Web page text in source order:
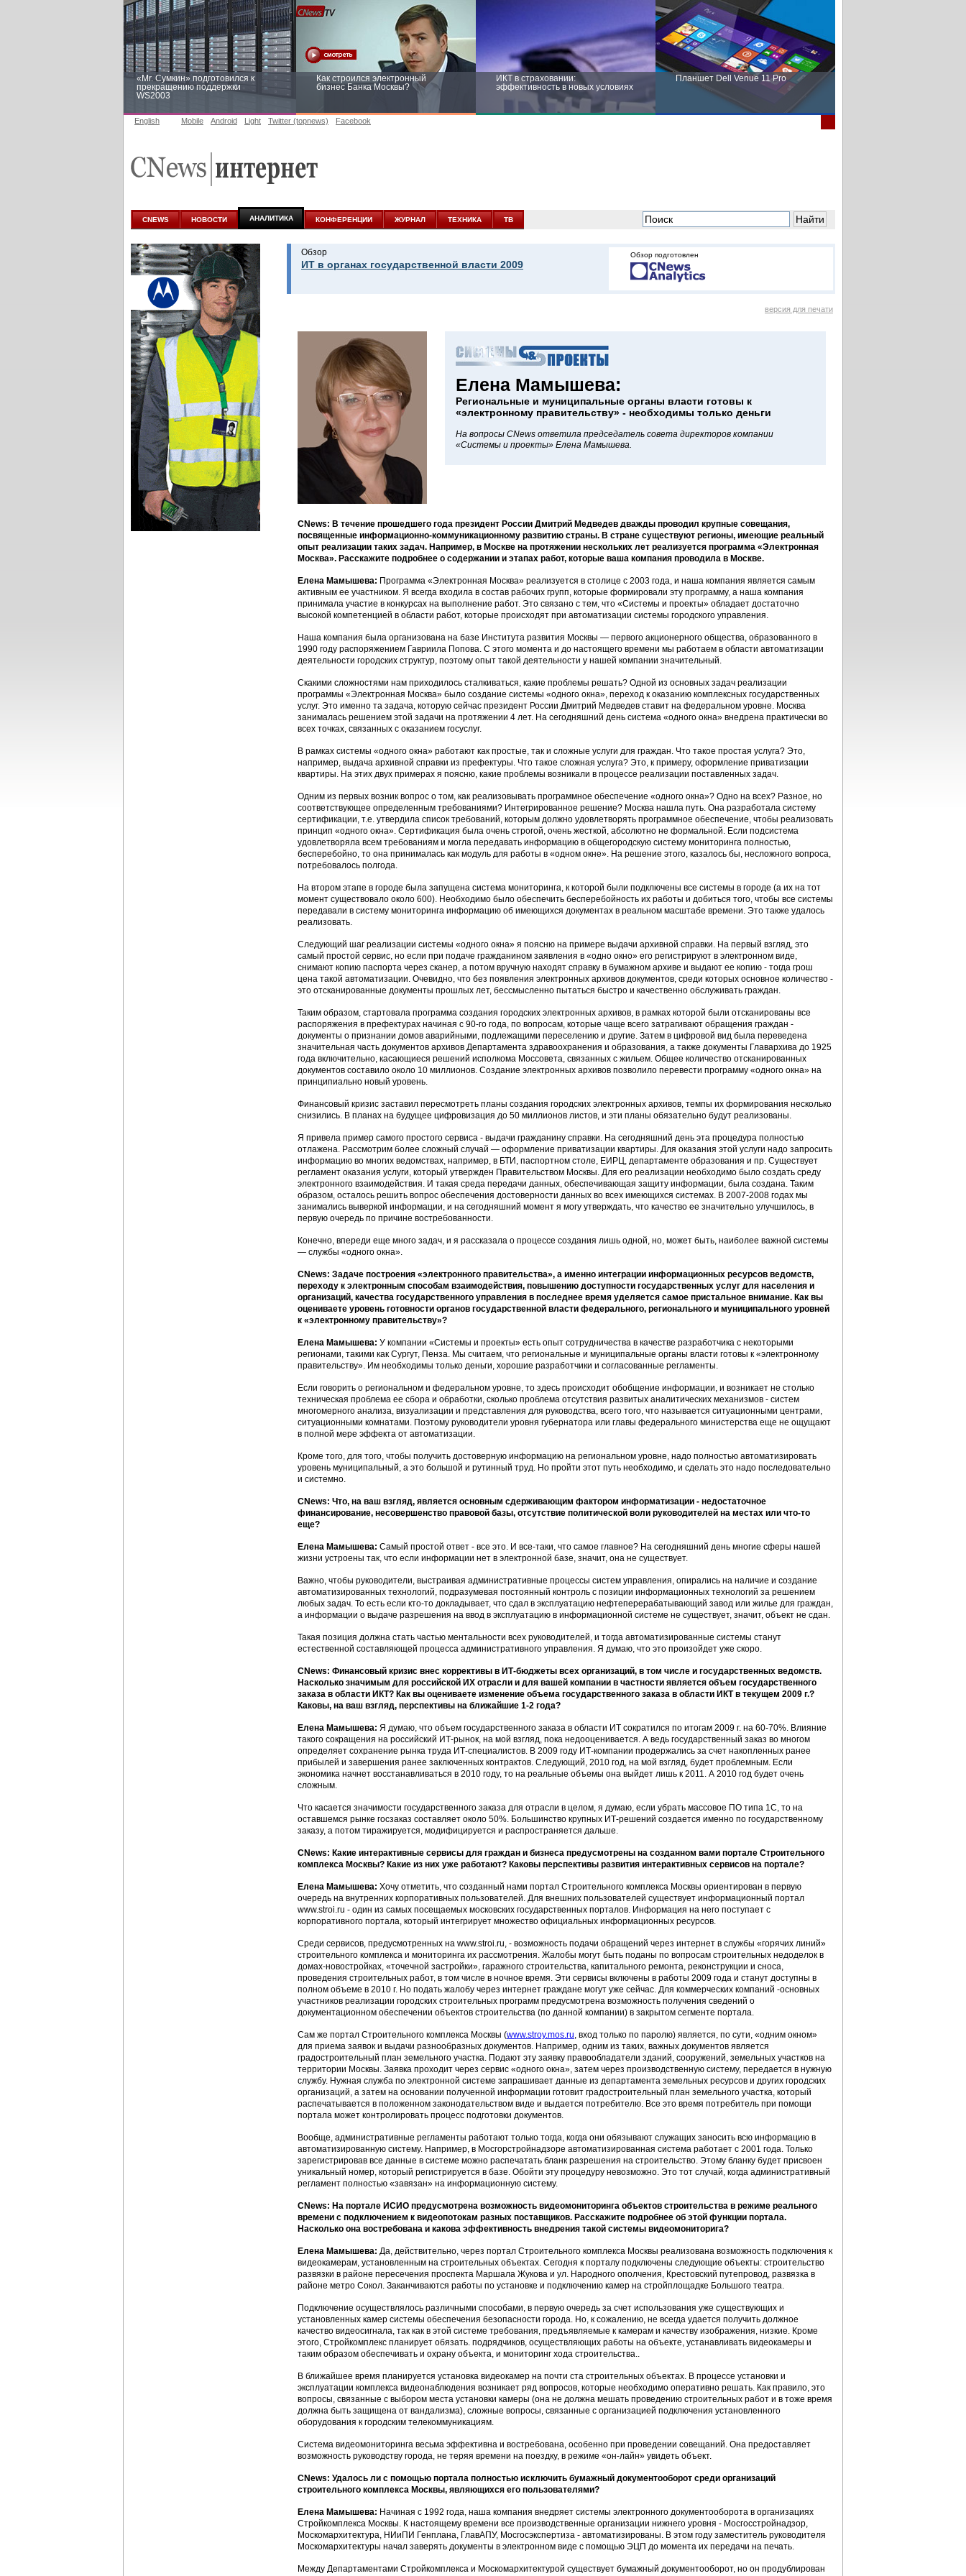
«Mr. Сумкин» подготовился к
прекращению поддержки
WS2003
Как строился электронный
бизнес Банка Москвы?
ИКТ в страховании:
эффективность в новых условиях
Планшет Dell Venue 11 Pro
аналитике
новых условиях
English Mobile Android Light Twitter (topnews) Facebook
CNEWS НОВОСТИ АНАЛИТИКА КОНФЕРЕНЦИИ ЖУРНАЛ ТЕХНИКА ТВ
Обзор
ИТ в органах государственной власти 2009
Обзор подготовлен
версия для печати
Елена Мамышева:
Региональные и муниципальные органы власти готовы к
«электронному правительству» - необходимы только деньги
На вопросы CNews ответила председатель совета директоров компании
«Системы и проекты» Елена Мамышева.
CNews: В течение прошедшего года президент России Дмитрий Медведев дважды проводил крупные совещания,
посвященные информационно-коммуникационному развитию страны. В стране существуют регионы, имеющие реальный
опыт реализации таких задач. Например, в Москве на протяжении нескольких лет реализуется программа «Электронная
Москва». Расскажите подробнее о содержании и этапах работ, которые ваша компания проводила в Москве.
Елена Мамышева: Программа «Электронная Москва» реализуется в столице с 2003 года, и наша компания является самым
активным ее участником. Я всегда входила в состав рабочих групп, которые формировали эту программу, а наша компания
принимала участие в конкурсах на выполнение работ. Это связано с тем, что «Системы и проекты» обладает достаточно
высокой компетенцией в области работ, которые происходят при автоматизации системы городского управления.
Наша компания была организована на базе Института развития Москвы — первого акционерного общества, образованного в
1990 году распоряжением Гавриила Попова. С этого момента и до настоящего времени мы работаем в области автоматизации
деятельности городских структур, поэтому опыт такой деятельности у нашей компании значительный.
Скакими сложностями нам приходилось сталкиваться, какие проблемы решать? Одной из основных задач реализации
программы «Электронная Москва» было создание системы «одного окна», переход к оказанию комплексных государственных
услуг. Это именно та задача, которую сейчас президент России Дмитрий Медведев ставит на федеральном уровне. Москва
занималась решением этой задачи на протяжении 4 лет. На сегодняшний день система «одного окна» внедрена практически во
всех точках, связанных с оказанием госуслуг.
В рамках системы «одного окна» работают как простые, так и сложные услуги для граждан. Что такое простая услуга? Это,
например, выдача архивной справки из префектуры. Что такое сложная услуга? Это, к примеру, оформление приватизации
квартиры. На этих двух примерах я поясню, какие проблемы возникали в процессе реализации поставленных задач.
Одним из первых возник вопрос о том, как реализовывать программное обеспечение «одного окна»? Одно на всех? Разное, но
соответствующее определенным требованиями? Интегрированное решение? Москва нашла путь. Она разработала систему
сертификации, т.е. утвердила список требований, которым должно удовлетворять программное обеспечение, чтобы реализовать
принцип «одного окна». Сертификация была очень строгой, очень жесткой, абсолютно не формальной. Если подсистема
удовлетворяла всем требованиям и могла передавать информацию в общегородскую систему мониторинга полностью,
бесперебойно, то она принималась как модуль для работы в «одном окне». На решение этого, казалось бы, несложного вопроса,
потребовалось полгода.
На втором этапе в городе была запущена система мониторинга, к которой были подключены все системы в городе (а их на тот
момент существовало около 600). Необходимо было обеспечить бесперебойность их работы и добиться того, чтобы все системы
передавали в систему мониторинга информацию об имеющихся документах в реальном масштабе времени. Это также удалось
реализовать.
Следующий шаг реализации системы «одного окна» я поясню на примере выдачи архивной справки. На первый взгляд, это
самый простой сервис, но если при подаче гражданином заявления в «одно окно» его регистрируют в электронном виде,
снимают копию паспорта через сканер, а потом вручную находят справку в бумажном архиве и выдают ее копию - тогда грош
цена такой автоматизации. Очевидно, что без появления электронных архивов документов, среди которых основное количество -
это отсканированные документы прошлых лет, бессмысленно пытаться быстро и качественно обслуживать граждан.
Таким образом, стартовала программа создания городских электронных архивов, в рамках которой были отсканированы все
распоряжения в префектурах начиная с 90-го года, по вопросам, которые чаще всего затрагивают обращения граждан -
документы о признании домов аварийными, подлежащими переселению и другие. Затем в цифровой вид была переведена
значительная часть документов архивов Департамента здравоохранения и образования, а также документы Главархива до 1925
года включительно, касающиеся решений исполкома Моссовета, связанных с жильем. Общее количество отсканированных
документов составило около 10 миллионов. Создание электронных архивов позволило перевести программу «одного окна» на
принципиально новый уровень.
Финансовый кризис заставил пересмотреть планы создания городских электронных архивов, темпы их формирования несколько
снизились. В планах на будущее цифровизация до 50 миллионов листов, и эти планы обязательно будут реализованы.
Я привела пример самого простого сервиса - выдачи гражданину справки. На сегодняшний день эта процедура полностью
отлажена. Рассмотрим более сложный случай — оформление приватизации квартиры. Для оказания этой услуги надо запросить
информацию во многих ведомствах, например, в БТИ, паспортном столе, ЕИРЦ, департаменте образования и пр. Существует
регламент оказания услуги, который утвержден Правительством Москвы. Для его реализации необходимо было создать среду
электронного взаимодействия. И такая среда передачи данных, обеспечивающая защиту информации, была создана. Таким
образом, осталось решить вопрос обеспечения достоверности данных во всех имеющихся системах. В 2007-2008 годах мы
занимались выверкой информации, и на сегодняшний момент я могу утверждать, что качество ее значительно улучшилось, в
первую очередь по причине востребованности.
Конечно, впереди еще много задач, и я рассказала о процессе создания лишь одной, но, может быть, наиболее важной системы
— службы «одного окна».
CNews: Задаче построения «электронного правительства», а именно интеграции информационных ресурсов ведомств,
переходу к электронным способам взаимодействия, повышению доступности государственных услуг для населения и
организаций, качества государственного управления в последнее время уделяется самое пристальное внимание. Как вы
оцениваете уровень готовности органов государственной власти федерального, регионального и муниципального уровней
к «электронному правительству»?
Елена Мамышева: У компании «Системы и проекты» есть опыт сотрудничества в качестве разработчика с некоторыми
регионами, такими как Сургут, Пенза. Мы считаем, что региональные и муниципальные органы власти готовы к «электронному
правительству». Им необходимы только деньги, хорошие разработчики и согласованные регламенты.
Если говорить о региональном и федеральном уровне, то здесь происходит обобщение информации, и возникает не столько
техническая проблема ее сбора и обработки, сколько проблема отсутствия развитых аналитических механизмов - систем
многомерного анализа, визуализации и представления для руководства, всего того, что называется ситуационными центрами,
ситуационными комнатами. Поэтому руководители уровня губернатора или главы федерального министерства еще не ощущают
в полной мере эффекта от автоматизации.
Кроме того, для того, чтобы получить достоверную информацию на региональном уровне, надо полностью автоматизировать
уровень муниципальный, а это большой и рутинный труд. Но пройти этот путь необходимо, и сделать это надо последовательно
и системно.
CNews: Что, на ваш взгляд, является основным сдерживающим фактором информатизации - недостаточное
финансирование, несовершенство правовой базы, отсутствие политической воли руководителей на местах или что-то
еще?
Елена Мамышева: Самый простой ответ - все это. И все-таки, что самое главное? На сегодняшний день многие сферы нашей
жизни устроены так, что если информации нет в электронной базе, значит, она не существует.
Важно, чтобы руководители, выстраивая административные процессы систем управления, опирались на наличие и создание
автоматизированных технологий, подразумевая постоянный контроль с позиции информационных технологий за решением
любых задач. То есть если кто-то докладывает, что сдал в эксплуатацию нефтеперерабатывающий завод или жилье для граждан,
а информации о выдаче разрешения на ввод в эксплуатацию в информационной системе не существует, значит, объект не сдан.
Такая позиция должна стать частью ментальности всех руководителей, и тогда автоматизированные системы станут
естественной составляющей процесса административного управления. Я думаю, что это произойдет уже скоро.
CNews: Финансовый кризис внес коррективы в ИТ-бюджеты всех организаций, в том числе и государственных ведомств.
Насколько значимым для российской ИХ отрасли и для вашей компании в частности является объем государственного
заказа в области ИКТ? Как вы оцениваете изменение объема государственного заказа в области ИКТ в текущем 2009 г.?
Каковы, на ваш взгляд, перспективы на ближайшие 1-2 года?
Елена Мамышева: Я думаю, что объем государственного заказа в области ИТ сократился по итогам 2009 г. на 60-70%. Влияние
такого сокращения на российский ИТ-рынок, на мой взгляд, пока недооценивается. А ведь государственный заказ во многом
определяет сохранение рынка труда ИТ-специалистов. В 2009 году ИТ-компании продержались за счет накопленных ранее
прибылей и завершения ранее заключенных контрактов. Следующий, 2010 год, на мой взгляд, будет проблемным. Если
экономика начнет восстанавливаться в 2010 году, то на реальные объемы она выйдет лишь к 2011. А 2010 год будет очень
сложным.
Что касается значимости государственного заказа для отрасли в целом, я думаю, если убрать массовое ПО типа 1C, то на
оставшемся рынке госзаказ составляет около 50%. Большинство крупных ИТ-решений создается именно по государственному
заказу, а потом тиражируется, модифицируется и распространяется дальше.
CNews: Какие интерактивные сервисы для граждан и бизнеса предусмотрены на созданном вами портале Строительного
комплекса Москвы? Какие из них уже работают? Каковы перспективы развития интерактивных сервисов на портале?
Елена Мамышева: Хочу отметить, что созданный нами портал Строительного комплекса Москвы ориентирован в первую
очередь на внутренних корпоративных пользователей. Для внешних пользователей существует информационный портал
www.stroi.ru - один из самых посещаемых московских государственных порталов. Информация на него поступает с
корпоративного портала, который интегрирует множество официальных информационных ресурсов.
Среди сервисов, предусмотренных на www.stroi.ru, - возможность подачи обращений через интернет в службы «горячих линий»
строительного комплекса и мониторинга их рассмотрения. Жалобы могут быть поданы по вопросам строительных недоделок в
домах-новостройках, «точечной застройки», гаражного строительства, капитального ремонта, реконструкции и сноса,
проведения строительных работ, в том числе в ночное время. Эти сервисы включены в работы 2009 года и станут доступны в
полном объеме в 2010 г. Но подать жалобу через интернет граждане могут уже сейчас. Для коммерческих компаний -основных
участников реализации городских строительных программ предусмотрена возможность получения сведений о
документационном обеспечении объектов строительства (по данной компании) в закрытом сегменте портала.
Сам же портал Строительного комплекса Москвы (www.stroy.mos.ru, вход только по паролю) является, по сути, «одним окном»
для приема заявок и выдачи разнообразных документов. Например, одним из таких, важных документов является
градостроительный план земельного участка. Подают эту заявку правообладатели зданий, сооружений, земельных участков на
территории Москвы. Заявка проходит через сервис «одного окна», затем через производственную систему, передается в нужную
службу. Нужная служба по электронной системе запрашивает данные из департамента земельных ресурсов и других городских
организаций, а затем на основании полученной информации готовит градостроительный план земельного участка, который
распечатывается в положенном законодательством виде и выдается потребителю. Все это время потребитель при помощи
портала может контролировать процесс подготовки документов.
Вообще, административные регламенты работают только тогда, когда они обязывают служащих заносить всю информацию в
автоматизированную систему. Например, в Мосгорстройнадзоре автоматизированная система работает с 2001 года. Только
зарегистрировав все данные в системе можно распечатать бланк разрешения на строительство. Этому бланку будет присвоен
уникальный номер, который регистрируется в базе. Обойти эту процедуру невозможно. Это тот случай, когда административный
регламент полностью «завязан» на информационную систему.
CNews: На портале ИСИО предусмотрена возможность видеомониторинга объектов строительства в режиме реального
времени с подключением к видеопотокам разных поставщиков. Расскажите подробнее об этой функции портала.
Насколько она востребована и какова эффективность внедрения такой системы видеомониторига?
Елена Мамышева: Да, действительно, через портал Строительного комплекса Москвы реализована возможность подключения к
видеокамерам, установленным на строительных объектах. Сегодня к порталу подключены следующие объекты: строительство
развязки в районе пересечения проспекта Маршала Жукова и ул. Народного ополчения, Крестовский путепровод, развязка в
районе метро Сокол. Заканчиваются работы по установке и подключению камер на стройплощадке Большого театра.
Подключение осуществлялось различными способами, в первую очередь за счет использования уже существующих и
установленных камер системы обеспечения безопасности города. Но, к сожалению, не всегда удается получить должное
качество видеосигнала, так как в этой системе требования, предъявляемые к камерам и качеству изображения, низкие. Кроме
этого, Стройкомплекс планирует обязать. подрядчиков, осуществляющих работы на объекте, устанавливать видеокамеры и
таким образом обеспечивать и охрану объекта, и мониторинг хода строительства..
В ближайшее время планируется установка видеокамер на почти ста строительных объектах. В процессе установки и
эксплуатации комплекса видеонаблюдения возникает ряд вопросов, которые необходимо оперативно решать. Как правило, это
вопросы, связанные с выбором места установки камеры (она не должна мешать проведению строительных работ и в тоже время
должна быть защищена от вандализма), сложные вопросы, связанные с организацией подключения установленного
оборудования к городским телекоммуникациям.
Система видеомониторинга весьма эффективна и востребована, особенно при проведении совещаний. Она предоставляет
возможность руководству города, не теряя времени на поездку, в режиме «он-лайн» увидеть объект.
CNews: Удалось ли с помощью портала полностью исключить бумажный документооборот среди организаций
строительного комплекса Москвы, являющихся его пользователями?
Елена Мамышева: Начиная с 1992 года, наша компания внедряет системы электронного документооборота в организациях
Стройкомплекса Москвы. К настоящему времени все производственные организации нижнего уровня - Мосгосстройнадзор,
Москомархитектура, НИиПИ Генплана, ГлавАПУ, Мосгосэкспертиза - автоматизированы. В этом году заместитель руководителя
Москомархитектуры начал заверять документы в электронном виде с помощью ЭЦП до момента их передачи на печать.
Между Департаментами Стройкомплекса и Москомархитектурой существует бумажный документооборот, но он продублирован